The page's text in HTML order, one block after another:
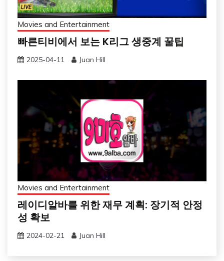
Movies and Entertainment
빠른티비에서 보는 K리그 생중계 꿀팁
2025-04-11 Juan Hill
Movies and Entertainment
레이디알바를 위한 재무 계획: 장기적 안정
성 확보
2024-02-21 Juan Hill